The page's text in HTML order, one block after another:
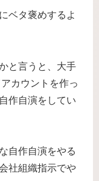
ベタ褒めするよ
と言うと、大手
カウントを作っ
作自演をしてい
自作自演をやる
社組織指示でや